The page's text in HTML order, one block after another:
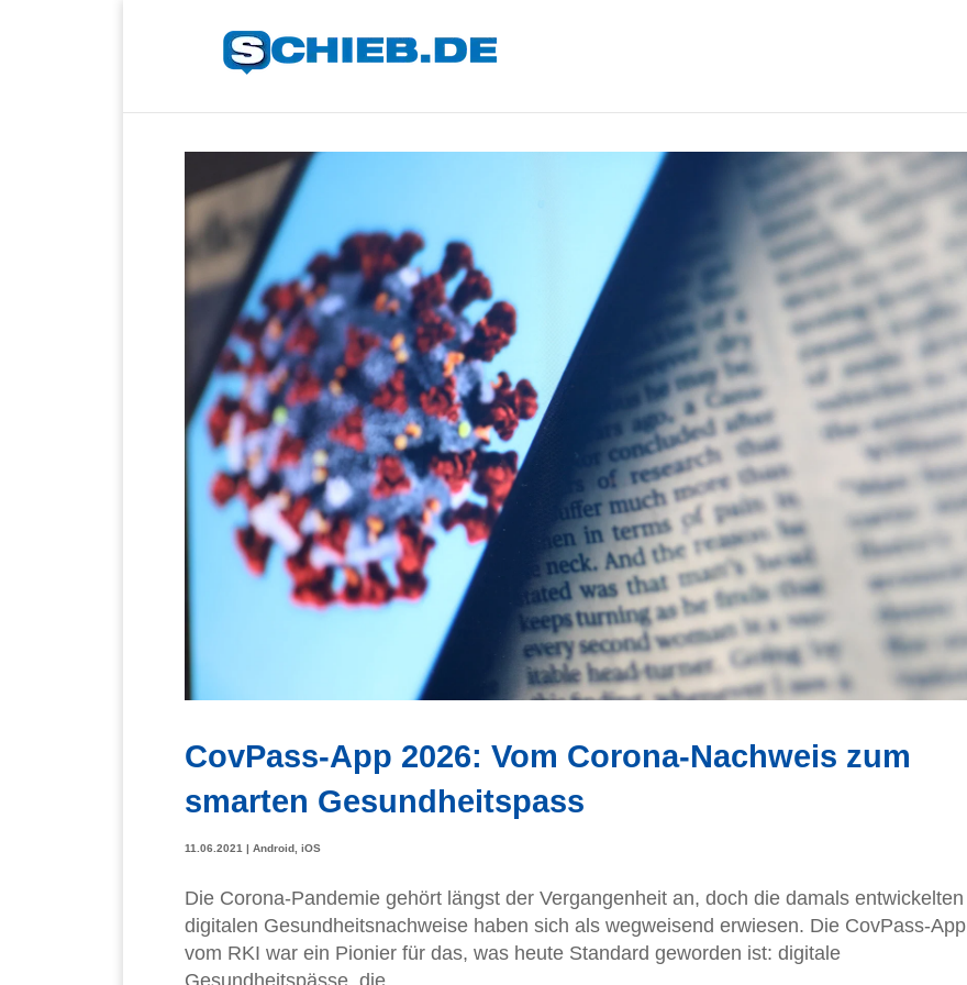
CovPass-App 2026: Vom Corona-Nachweis zum
smarten Gesundheitspass
11.06.2021 | Android iOS
Die Corona-Pandemie gehört längst der Vergangenheit an, doch die damals entwickelten
digitalen Gesundheitsnachweise haben sich als wegweisend erwiesen. Die CovPass-App
vom RKI war ein Pionier für das, was heute Standard geworden ist: digitale